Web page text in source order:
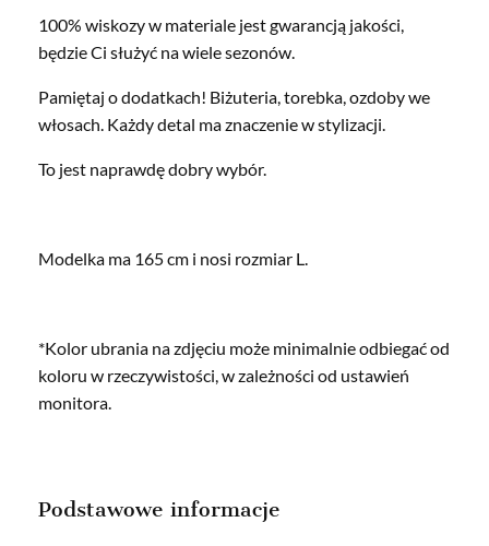
100% wiskozy w materiale jest gwarancją jakości,
będzie Ci służyć na wiele sezonów.
Pamiętaj o dodatkach! Biżuteria, torebka, ozdoby we
włosach. Każdy detal ma znaczenie w stylizacji.
To jest naprawdę dobry wybór.
Modelka ma 165 cm i nosi rozmiar L.
*Kolor ubrania na zdjęciu może minimalnie odbiegać od
koloru w rzeczywistości, w zależności od ustawień
monitora.
Podstawowe informacje